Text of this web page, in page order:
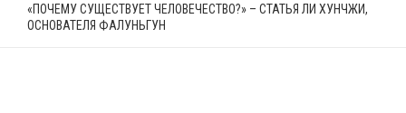
«ПОЧЕМУ СУЩЕСТВУЕТ ЧЕЛОВЕЧЕСТВО?» – СТАТЬЯ ЛИ ХУНЧЖИ,
ОСНОВАТЕЛЯ ФАЛУНЬГУН